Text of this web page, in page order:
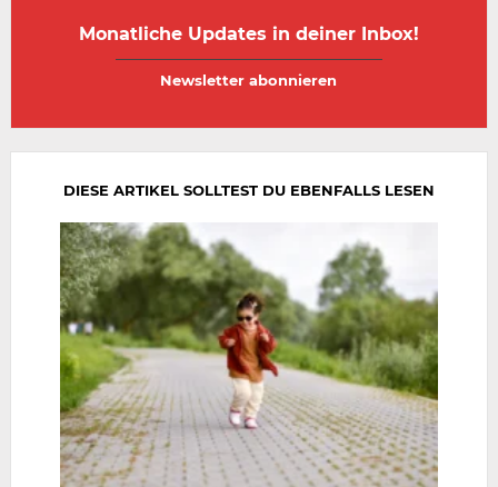
Monatliche Updates in deiner Inbox!
DIESE ARTIKEL SOLLTEST DU EBENFALLS LESEN